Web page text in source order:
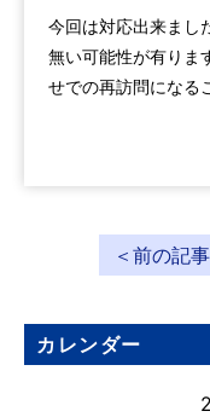
今回は対応出来まし
無い可能性が有りま
せでの再訪問になる
＜前の記
カレンダー